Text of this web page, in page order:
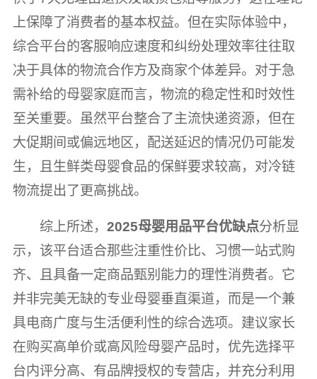
上保障了消费者的基本权益。但在实际体验中，
综合平台的客服响应速度和纠纷处理效率往往取
决于具体的物流合作方及商家个体差异。对于急
需补给的母婴家庭而言，物流的稳定性和时效性
至关重要。虽然平台整合了主流快递资源，但在
大促期间或偏远地区，配送延迟的情况仍可能发
生，且生鲜类母婴食品的保鲜要求较高，对冷链
物流提出了更高挑战。
综上所述，2025母婴用品平台优缺点分析显
示，该平台适合那些注重性价比、习惯一站式购
齐、且具备一定商品甄别能力的理性消费者。它
并非完美无缺的专业母婴垂直渠道，而是一个兼
具电商广度与生活便利性的综合选项。建议家长
在购买高单价或高风险母婴产品时，优先选择平
台内评分高、有品牌授权的专营店，并充分利用